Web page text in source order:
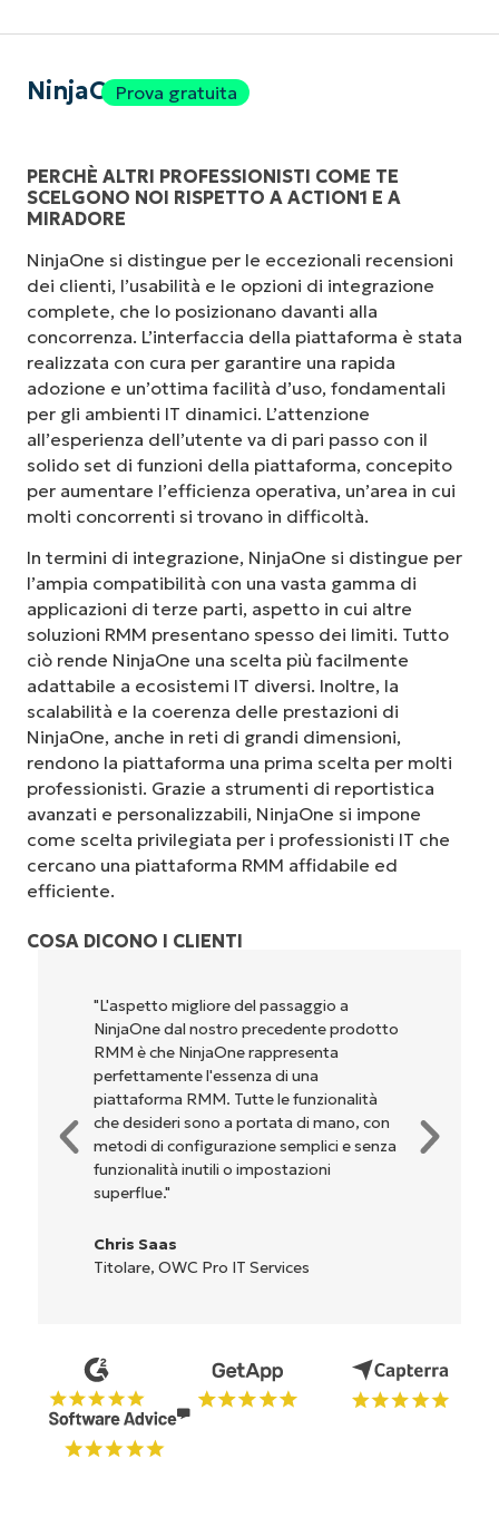
NinjaOneProva gratuita
PERCHÈ ALTRI PROFESSIONISTI COME TE
SCELGONO NOI RISPETTO A ACTION1 E A
MIRADORE
NinjaOne si distingue per le eccezionali recensioni
dei clienti, l’usabilità e le opzioni di integrazione
complete, che lo posizionano davanti alla
concorrenza. L’interfaccia della piattaforma è stata
realizzata con cura per garantire una rapida
adozione e un’ottima facilità d’uso, fondamentali
per gli ambienti IT dinamici. L’attenzione
all’esperienza dell’utente va di pari passo con il
solido set di funzioni della piattaforma, concepito
per aumentare l’efficienza operativa, un’area in cui
molti concorrenti si trovano in difficoltà.
In termini di integrazione, NinjaOne si distingue per
l’ampia compatibilità con una vasta gamma di
applicazioni di terze parti, aspetto in cui altre
soluzioni RMM presentano spesso dei limiti. Tutto
ciò rende NinjaOne una scelta più facilmente
adattabile a ecosistemi IT diversi. Inoltre, la
scalabilità e la coerenza delle prestazioni di
NinjaOne, anche in reti di grandi dimensioni,
rendono la piattaforma una prima scelta per molti
professionisti. Grazie a strumenti di reportistica
avanzati e personalizzabili, NinjaOne si impone
come scelta privilegiata per i professionisti IT che
cercano una piattaforma RMM affidabile ed
efficiente.
COSA DICONO I CLIENTI
del passaggio a
precedente prodotto
rappresenta
l'essenza di una
Tutte le funzionalità
a portata di mano, con
semplici e senza
o impostazioni
Pro IT Services
"NinjaOne è
perché unisce
potenti funzionalità di
dell'interfaccia non
complicate. Tutte le
sono indicati